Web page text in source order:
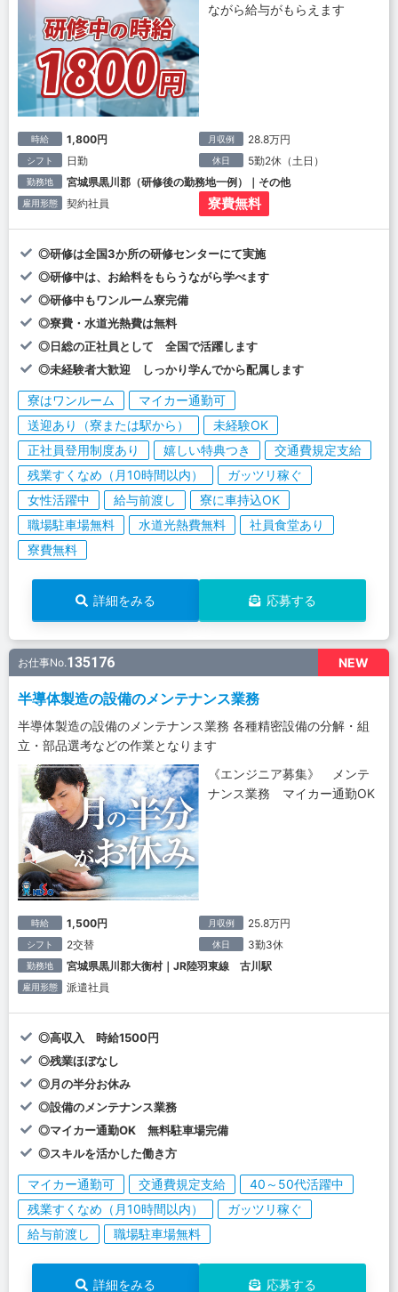
ながら給与がもらえます
時給 1,800円 月収例 28.8万円
シフト 日勤 休日 5勤2休（土日）
勤務地 宮城県黒川郡（研修後の勤務地一例）｜その他
雇用形態 契約社員 寮費無料
◎研修は全国3か所の研修センターにて実施
◎研修中は、お給料をもらうながら学べます
◎研修中もワンルーム寮完備
◎寮費・水道光熱費は無料
◎日総の正社員として 全国で活躍します
◎未経験者大歓迎 しっかり学んでから配属します
寮はワンルーム
マイカー通勤可
送迎あり（寮または駅から）
未経験OK
正社員登用制度あり
嬉しい特典つき
交通費規定支給
残業すくなめ（月10時間以内）
ガッツリ稼ぐ
女性活躍中
給与前渡し
寮に車持込OK
職場駐車場無料
水道光熱費無料
社員食堂あり
寮費無料
詳細をみる 応募する
NEW
お仕事No.135176
半導体製造の設備のメンテナンス業務
半導体製造の設備のメンテナンス業務 各種精密設備の分解・組
立・部品選考などの作業となります
《エンジニア募集》 メンテ
ナンス業務 マイカー通勤OK
時給 1,500円 月収例 25.8万円
シフト 2交替 休日 3勤3休
勤務地 宮城県黒川郡大衡村｜JR陸羽東線 古川駅
雇用形態 派遣社員
◎高収入 時給1500円
◎残業ほぼなし
◎月の半分お休み
◎設備のメンテナンス業務
◎マイカー通勤OK 無料駐車場完備
◎スキルを活かした働き方
マイカー通勤可 交通費規定支給
40～50代活躍中
残業すくなめ（月10時間以内）
ガッツリ稼ぐ
給与前渡し
職場駐車場無料
詳細をみる 応募する